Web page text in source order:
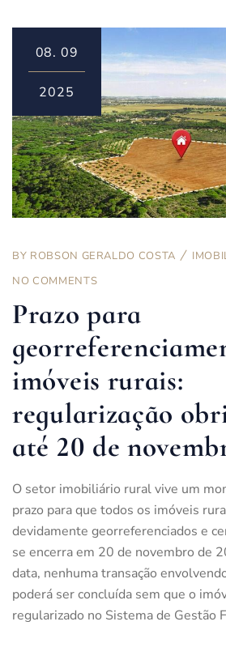
08. 09
2025
BY ROBSON GERALDO COSTA
NO COMMENTS
Prazo para
imóveis rurais:
regularização
até 20 de
O setor imobiliário rural vive um
prazo para que todos os imóveis
devidamente georreferenciados e
se encerra em 20 de novembro de
data, nenhuma transação
poderá ser concluída sem que o
regularizado no Sistema de Gestão